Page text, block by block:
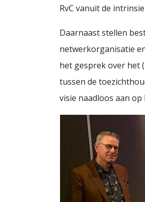
RvC vanuit de
Daarnaast stellen
netwerkorganisatie
het gesprek over het
tussen de
visie naadloos aan op